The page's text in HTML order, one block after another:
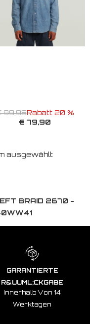
99,95Rabatt 20 %
€ 79,90
ausgewählt
BRAID 2670 -
GARANTIERTE
R&UUML;CKGABE
Innerhalb Von 14
Werktagen